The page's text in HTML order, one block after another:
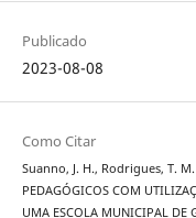
Publicado
2023-08-08
Como Citar
Suanno, J. H., Rodrigues, T.
PEDAGÓGICOS COM
UMA ESCOLA MUNICIPAL DE